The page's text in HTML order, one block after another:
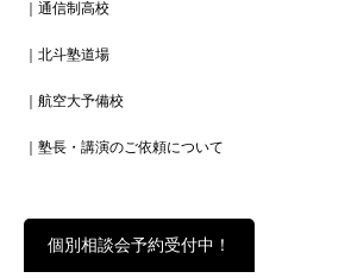
｜通信制高校
｜北斗塾道場
｜航空大予備校
｜塾長・講演のご依頼について
個別相談会予約受付中！